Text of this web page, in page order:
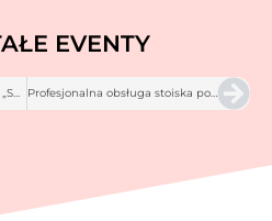
EVENTY
Profesjonalna obsługa stoiska podczas Targów Warsaw Build Home 2025